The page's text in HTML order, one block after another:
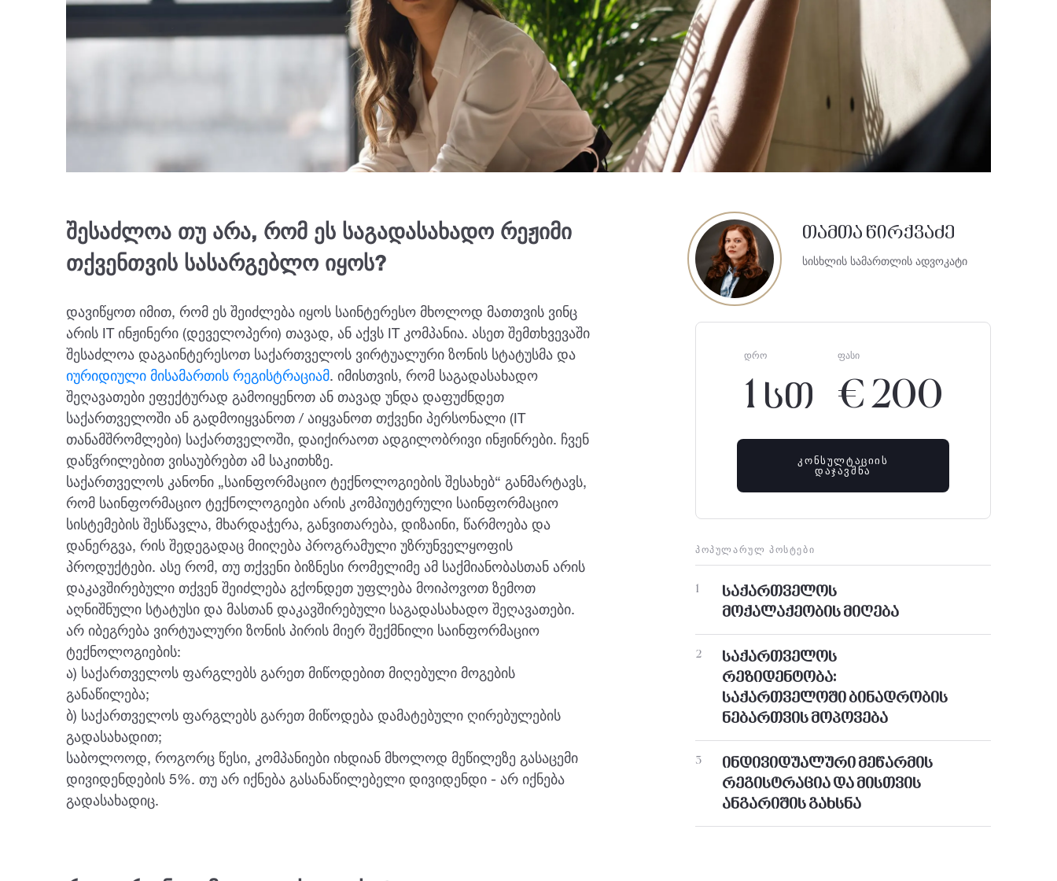
შესაძლოა თუ არა, რომ ეს საგადასახადო რეჟიმი
თქვენთვის სასარგებლო იყოს?
დავიწყოთ იმით, რომ ეს შეიძლება იყოს საინტერესო მხოლოდ მათთვის ვინც
არის IT ინჟინერი (დეველოპერი) თავად, ან აქვს IT კომპანია. ასეთ შემთხვევაში
შესაძლოა დაგაინტერესოთ საქართველოს ვირტუალური ზონის სტატუსმა და
იურიდიული მისამართის რეგისტრაციამ. იმისთვის, რომ საგადასახადო
შეღავათები ეფექტურად გამოიყენოთ ან თავად უნდა დაფუძნდეთ
საქართველოში ან გადმოიყვანოთ / აიყვანოთ თქვენი პერსონალი (IT
თანამშრომლები) საქართველოში, დაიქირაოთ ადგილობრივი ინჟინრები. ჩვენ
დაწვრილებით ვისაუბრებთ ამ საკითხზე.
საქართველოს კანონი „საინფორმაციო ტექნოლოგიების შესახებ“ განმარტავს,
რომ საინფორმაციო ტექნოლოგიები არის კომპიუტერული საინფორმაციო
სისტემების შესწავლა, მხარდაჭერა, განვითარება, დიზაინი, წარმოება და
დანერგვა, რის შედეგადაც მიიღება პროგრამული უზრუნველყოფის
პროდუქტები. ასე რომ, თუ თქვენი ბიზნესი რომელიმე ამ საქმიანობასთან არის
დაკავშირებული თქვენ შეიძლება გქონდეთ უფლება მოიპოვოთ ზემოთ
აღნიშნული სტატუსი და მასთან დაკავშირებული საგადასახადო შეღავათები.
არ იბეგრება ვირტუალური ზონის პირის მიერ შექმნილი საინფორმაციო
ტექნოლოგიების:
ა) საქართველოს ფარგლებს გარეთ მიწოდებით მიღებული მოგების
განაწილება;
ბ) საქართველოს ფარგლებს გარეთ მიწოდება დამატებული ღირებულების
გადასახადით;
საბოლოოდ, როგორც წესი, კომპანიები იხდიან მხოლოდ მეწილეზე გასაცემი
დივიდენდების 5%. თუ არ იქნება გასანაწილებელი დივიდენდი - არ იქნება
გადასახადიც.
თამთა წირქვაძე
სისხლის სამართლის ადვოკატი
ᲓᲠᲝ
1 სთ
ᲤᲐᲡᲘ
€ 200
ᲙᲝᲜᲡᲣᲚᲢᲐᲪᲘᲘᲡ
ᲓᲐᲯᲐᲕᲨᲜᲐ
ᲞᲝᲞᲣᲚᲐᲠᲣᲚ ᲞᲝᲡᲢᲔᲑᲘ
1
საქართველოს
მოქალაქეობის მიღება
2
საქართველოს
რეზიდენტობა:
საქართველოში ბინადრობის
ნებართვის მოპოვება
3
ინდივიდუალური მეწარმის
რეგისტრაცია და მისთვის
ანგარიშის გახსნა